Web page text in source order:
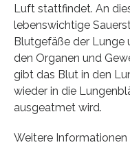
Luft stattfindet. An
lebenswichtige
Blutgefäße der
den Organen und
gibt das Blut in den
wieder in die
ausgeatmet wird.
Weitere Informationen